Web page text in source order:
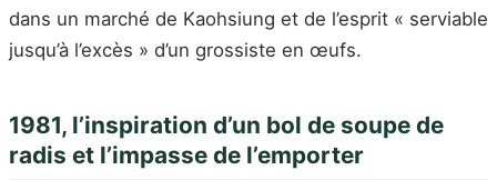
dans un marché de Kaohsiung et de l’esprit « serviable
jusqu’à l’excès » d’un grossiste en œufs.
1981, l’inspiration d’un bol de soupe de
radis et l’impasse de l’emporter